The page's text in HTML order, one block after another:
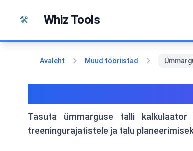
🛠️ Whiz Tools
Avaleht Muud tööriistad
Tasuta ümmarguse talli
treeningurajatistele ja talu